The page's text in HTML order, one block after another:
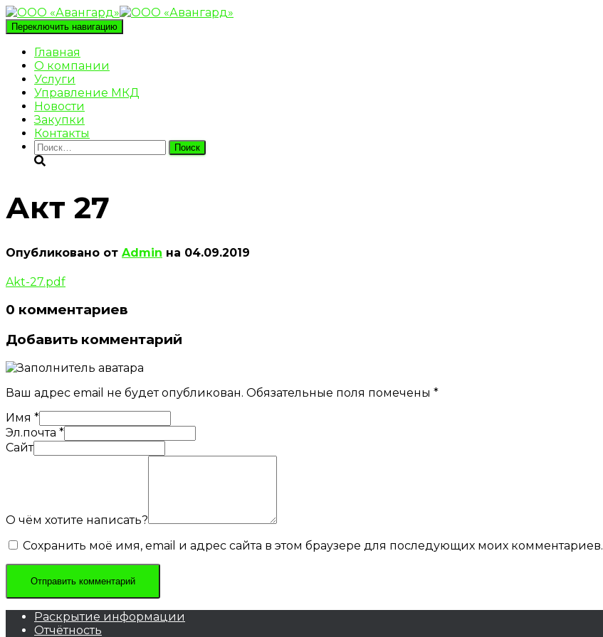
Переключить навигацию
Главная
О компании
Услуги
Управление МКД
Новости
Закупки
Контакты
Найти:
Акт 27
Опубликовано от Admin на 04.09.2019
Akt-27.pdf
0 комментариев
Добавить комментарий
Ваш адрес email не будет опубликован. Обязательные поля помечены *
Имя *
Эл.почта *
Сайт
О чём хотите написать?
Сохранить моё имя, email и адрес сайта в этом браузере для последующих моих комментариев.
Раскрытие информации
Отчётность